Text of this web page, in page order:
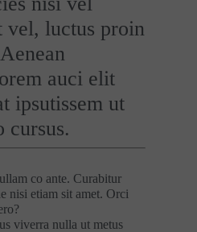
vel, luctus proin
auci elit
ipsutissem ut
cursus.
co ante. Curabitur
nisi etiam sit amet. Orci
viverra nulla ut metus